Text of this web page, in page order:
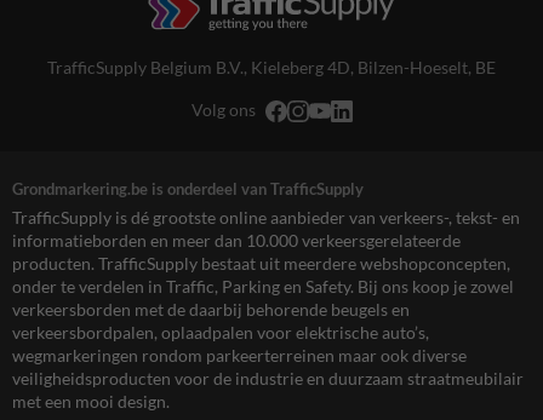
TrafficSupply Belgium B.V., Kieleberg 4D, Bilzen-Hoeselt, BE
Volg ons
Grondmarkering.be is onderdeel van TrafficSupply
TrafficSupply is dé grootste online aanbieder van verkeers-, tekst- en
informatieborden en meer dan 10.000 verkeersgerelateerde
producten. TrafficSupply bestaat uit meerdere webshopconcepten,
onder te verdelen in Traffic, Parking en Safety. Bij ons koop je zowel
verkeersborden met de daarbij behorende beugels en
verkeersbordpalen, oplaadpalen voor elektrische auto’s,
wegmarkeringen rondom parkeerterreinen maar ook diverse
veiligheidsproducten voor de industrie en duurzaam straatmeubilair
met een mooi design.